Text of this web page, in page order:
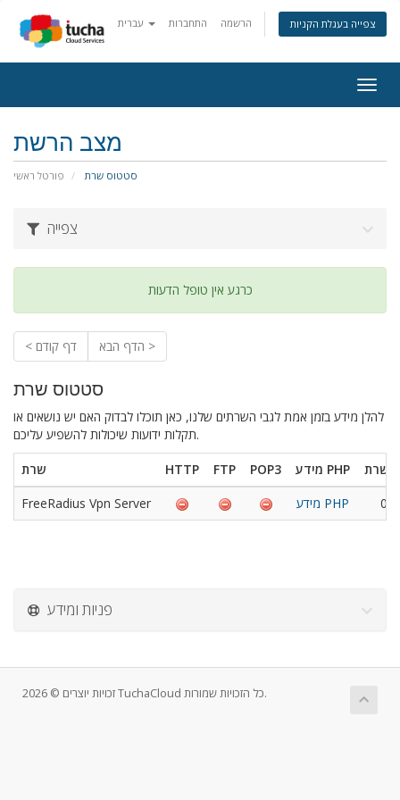
התחברות הרשמה צפייה בעגלת הקניות
מצב הרשת
פורטל ראשי סטטוס שרת
צפייה
כרגע אין טופל הדעות
< דף קודם הדף הבא >
סטטוס שרת
להלן מידע בזמן אמת לגבי השרתים שלנו, כאן תוכלו לבדוק האם יש נושאים או
תקלות ידועות שיכולות להשפיע עליכם.
שרת HTTP FTP POP3 מידע PHP
שרת
FreeRadius Vpn Server
מידע PHP
פניות ומידע
זכויות יוצרים © 2026 TuchaCloud כל הזכויות שמורות.